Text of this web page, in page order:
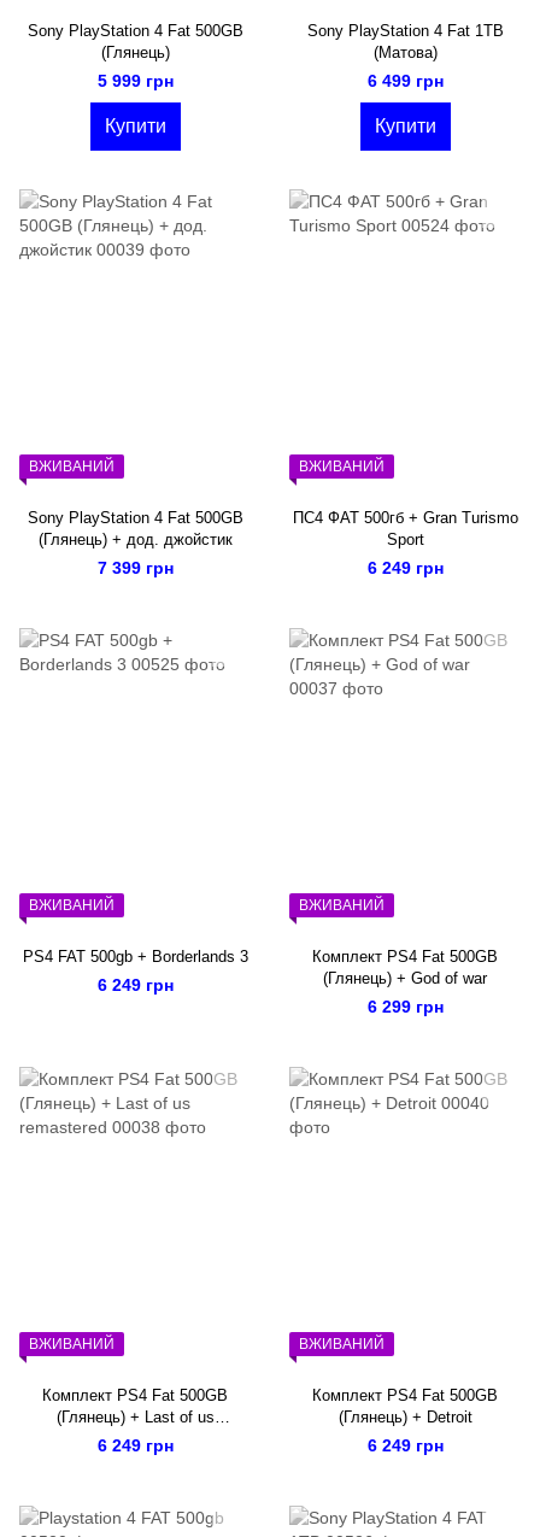
Sony PlayStation 4 Fat 500GB
(Глянець)
5 999 грн
Купити
Sony PlayStation 4 Fat 1TB
(Матова)
6 499 грн
Купити
ВЖИВАНИЙ
Sony PlayStation 4 Fat 500GB
(Глянець) + дод. джойстик
7 399 грн
ВЖИВАНИЙ
ПС4 ФАТ 500гб + Gran Turismo
Sport
6 249 грн
ВЖИВАНИЙ
PS4 FAT 500gb + Borderlands 3
6 249 грн
ВЖИВАНИЙ
Комплект PS4 Fat 500GB
(Глянець) + God of war
6 299 грн
ВЖИВАНИЙ
Комплект PS4 Fat 500GB
(Глянець) + Last of us
remastered
6 249 грн
ВЖИВАНИЙ
Комплект PS4 Fat 500GB
(Глянець) + Detroit
6 249 грн